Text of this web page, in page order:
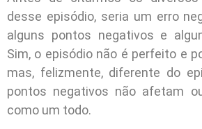
desse episódio, seria um erro
alguns pontos negativos e
Sim, o episódio não é perfeito e
mas, felizmente, diferente do
pontos negativos não afetam
como um todo.